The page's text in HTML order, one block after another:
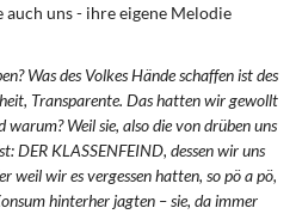
uns - ihre eigene Melodie
Was des Volkes Hände schaffen ist des
Transparente. Das hatten wir gewollt
Weil sie, also die von drüben uns
DER KLASSENFEIND, dessen wir uns
weil wir es vergessen hatten, so pö a pö,
hinterher jagten – sie, da immer